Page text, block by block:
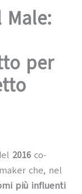
Male:
per
2016co-
che, nel
più influenti